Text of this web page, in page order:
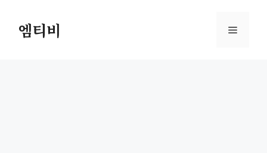
엠티비 메